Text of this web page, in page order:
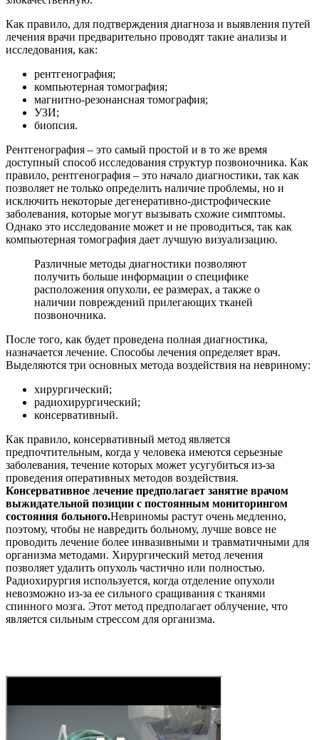
Как правило, для подтверждения диагноза и выявления путей
лечения врачи предварительно проводят такие анализы и
исследования, как:
рентгенография;
компьютерная томография;
магнитно-резонансная томография;
УЗИ;
биопсия.
Рентгенография – это самый простой и в то же время
доступный способ исследования структур позвоночника. Как
правило, рентгенография – это начало диагностики, так как
позволяет не только определить наличие проблемы, но и
исключить некоторые дегенеративно-дистрофические
заболевания, которые могут вызывать схожие симптомы.
Однако это исследование может и не проводиться, так как
компьютерная томография дает лучшую визуализацию.
Различные методы диагностики позволяют
получить больше информации о специфике
расположения опухоли, ее размерах, а также о
наличии повреждений прилегающих тканей
позвоночника.
После того, как будет проведена полная диагностика,
назначается лечение. Способы лечения определяет врач.
Выделяются три основных метода воздействия на невриному:
хирургический;
радиохирургический;
консервативный.
Как правило, консервативный метод является
предпочтительным, когда у человека имеются серьезные
заболевания, течение которых может усугубиться из-за
проведения оперативных методов воздействия.
Консервативное лечение предполагает занятие врачом
выжидательной позиции с постоянным мониторингом
состояния больного.Невриномы растут очень медленно,
поэтому, чтобы не навредить больному, лучше вовсе не
проводить лечение более инвазивными и травматичными для
организма методами. Хирургический метод лечения
позволяет удалить опухоль частично или полностью.
Радиохирургия используется, когда отделение опухоли
невозможно из-за ее сильного сращивания с тканями
спинного мозга. Этот метод предполагает облучение, что
является сильным стрессом для организма.